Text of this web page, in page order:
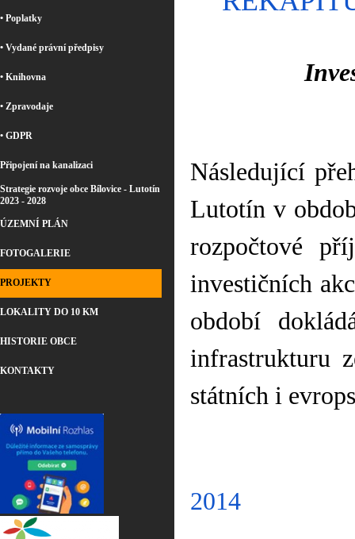
• Poplatky
• Vydané právní předpisy
• Knihovna
• Zpravodaje
• GDPR
Připojení na kanalizaci
Strategie rozvoje obce Bílovice - Lutotín
2023 - 2028
ÚZEMNÍ PLÁN
FOTOGALERIE
PROJEKTY
LOKALITY DO 10 KM
HISTORIE OBCE
KONTAKTY
Následující
Lutotín v
rozpočtové
investičních
období
infrastrukturu
státních i
2014